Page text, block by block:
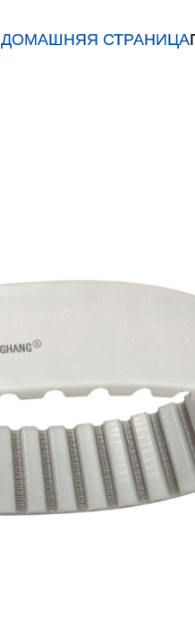
ДОМАШНЯЯ СТРАНИЦА